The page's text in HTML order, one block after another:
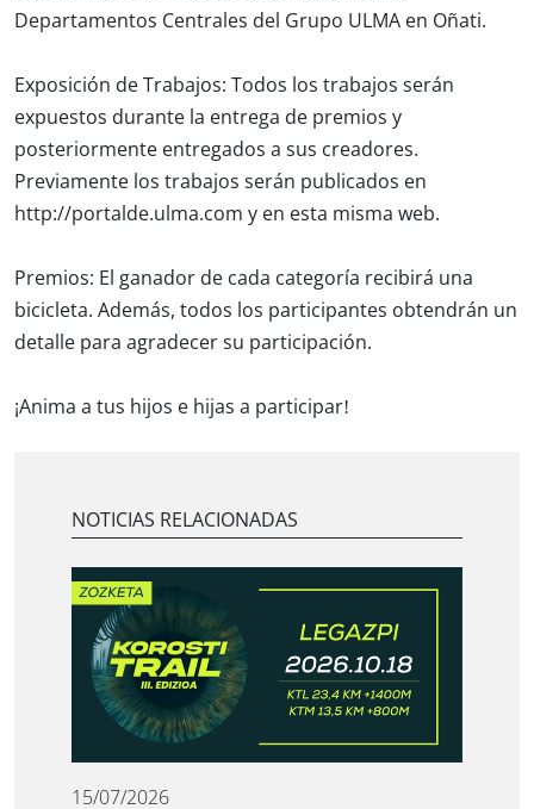
Departamentos Centrales del Grupo ULMA en Oñati.
Exposición de Trabajos: Todos los trabajos serán
expuestos durante la entrega de premios y
posteriormente entregados a sus creadores.
Previamente los trabajos serán publicados en
http://portalde.ulma.com y en esta misma web.
Premios: El ganador de cada categoría recibirá una
bicicleta. Además, todos los participantes obtendrán un
detalle para agradecer su participación.
¡Anima a tus hijos e hijas a participar!
NOTICIAS RELACIONADAS
15/07/2026